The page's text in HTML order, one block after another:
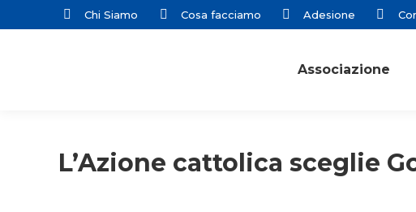
Chi Siamo Cosa facciamo Adesione
Associazione
L’Azione cattolica sceglie